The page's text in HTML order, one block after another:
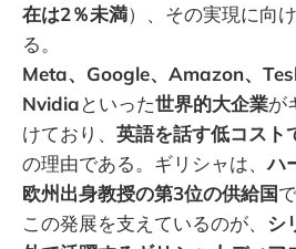
在は2％未満）、その実現に向
る。
Meta、Google、Amazon、
Nvidiaといった世界的大企業が
けており、 英語を話す低コスト
の理由である。ギリシャは、ハ
欧州出身教授の第3位の供給国
この発展を支えているのが、 シ